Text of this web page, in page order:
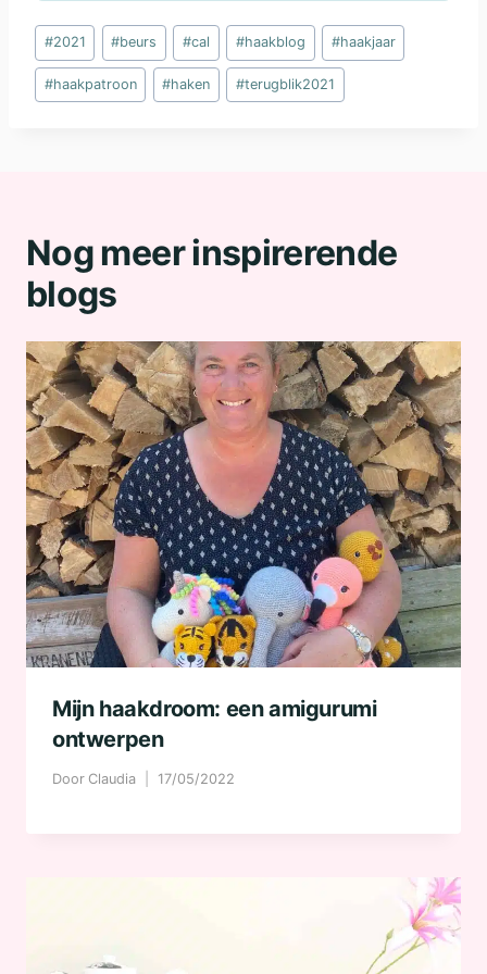
Bericht
tags:
#2021 #beurs #cal #haakblog #haakjaar
#haakpatroon #haken #terugblik2021
Nog meer inspirerende
blogs
Mijn haakdroom: een amigurumi
ontwerpen
Door Claudia 17/05/2022